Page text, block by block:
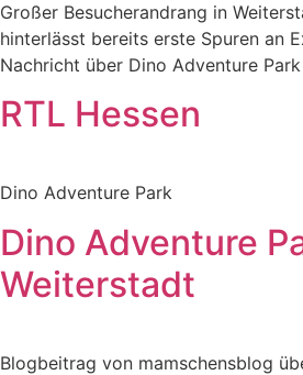
Großer Besucherandrang in
hinterlässt bereits erste Spuren an
Nachricht über Dino Adventure Park
RTL Hessen
Dino Adventure Park
Dino Adventure
Weiterstadt
Blogbeitrag von mamschensblog